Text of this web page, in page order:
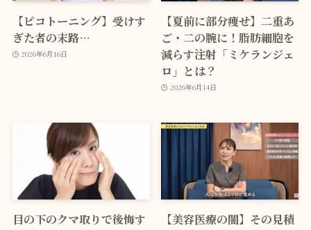
【ピコトーニング】受けす
ぎた者の末路…
2026年6月16日
【夏前に部分痩せ】二重あ
ご・二の腕に！脂肪細胞を
減らす注射「ミケランジェ
ロ」とは？
2026年6月14日
目の下のクマ取りで後悔す
【美容医療の闇】その見積